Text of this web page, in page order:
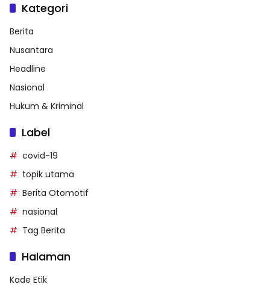
Kategori
Berita
Nusantara
Headline
Nasional
Hukum & Kriminal
Label
covid-19
topik utama
Berita Otomotif
nasional
Tag Berita
Halaman
Kode Etik